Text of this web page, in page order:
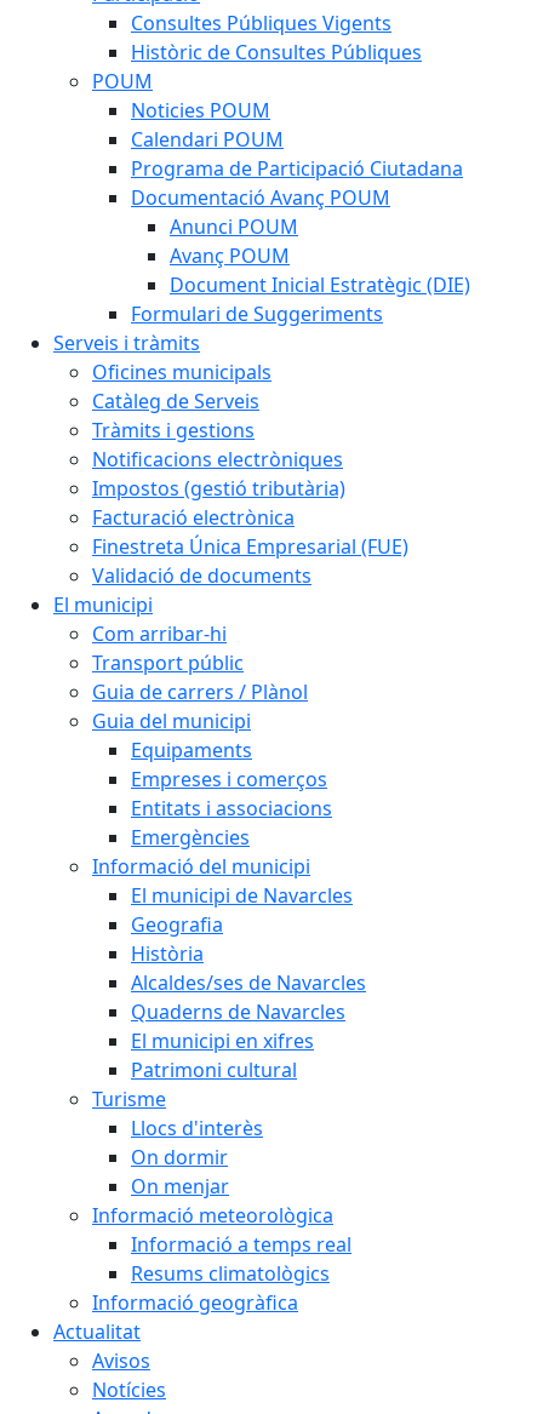
Consultes Públiques Vigents
Històric de Consultes Públiques
POUM
Noticies POUM
Calendari POUM
Programa de Participació Ciutadana
Documentació Avanç POUM
Anunci POUM
Avanç POUM
Document Inicial Estratègic (DIE)
Formulari de Suggeriments
Serveis i tràmits
Oficines municipals
Catàleg de Serveis
Tràmits i gestions
Notificacions electròniques
Impostos (gestió tributària)
Facturació electrònica
Finestreta Única Empresarial (FUE)
Validació de documents
El municipi
Com arribar-hi
Transport públic
Guia de carrers / Plànol
Guia del municipi
Equipaments
Empreses i comerços
Entitats i associacions
Emergències
Informació del municipi
El municipi de Navarcles
Geografia
Història
Alcaldes/ses de Navarcles
Quaderns de Navarcles
El municipi en xifres
Patrimoni cultural
Turisme
Llocs d'interès
On dormir
On menjar
Informació meteorològica
Informació a temps real
Resums climatològics
Informació geogràfica
Actualitat
Avisos
Notícies